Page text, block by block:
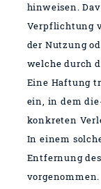
hinweisen.
Verpflichtung
der Nutzung
welche durch
Eine Haftung
ein, in dem
konkreten
In einem
Entfernung
vorgenommen.